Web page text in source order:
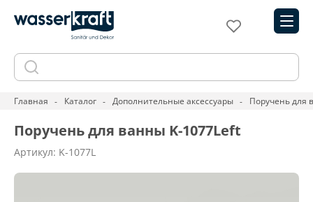
Главная Каталог Дополнительные аксессуары Поручень для
Поручень для ванны K-1077Left
Артикул: K-1077L